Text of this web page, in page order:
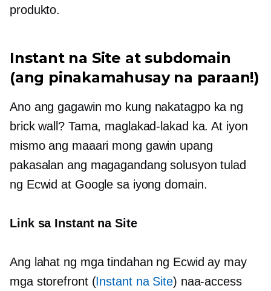
produkto.
Instant na Site at subdomain
(ang pinakamahusay na paraan!)
Ano ang gagawin mo kung nakatagpo ka ng
brick wall? Tama, maglakad-lakad ka. At iyon
mismo ang maaari mong gawin upang
pakasalan ang magagandang solusyon tulad
ng Ecwid at Google sa iyong domain.
Link sa Instant na Site
Ang lahat ng mga tindahan ng Ecwid ay may
mga storefront (Instant na Site) naa-access